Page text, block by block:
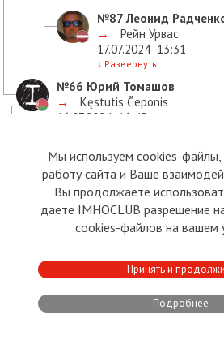
№87Леонид
→
Рейн Урвас
17.07.2024 13:31
↓ Развернуть
№66 Юрий Томашов
→
Kęstutis Čeponis
16.07.2024 16:43
№68Kęstutis Čeponis
→ Юрий Томашов
16.07.2024
↓ Развернуть
№69Юрий Томашов
Kęstutis Čeponis
Развернуть
Юрий Томашов
Мы используем cookies-файлы,
работу сайта и Ваше
Вы продолжаете
даете IMHOCLUB разрешение
cookies-файлов на вашем
Принять и
Подробнее